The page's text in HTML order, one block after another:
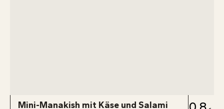
Mini-Manakish mit Käse und Salami